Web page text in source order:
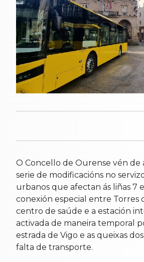
O Concello de Ourense vén de
serie de modificacións no
urbanos que afectan ás liñas 7
conexión especial entre Torres
centro de saúde e a estación
activada de maneira temporal
estrada de Vigo e as queixas
falta de transporte.